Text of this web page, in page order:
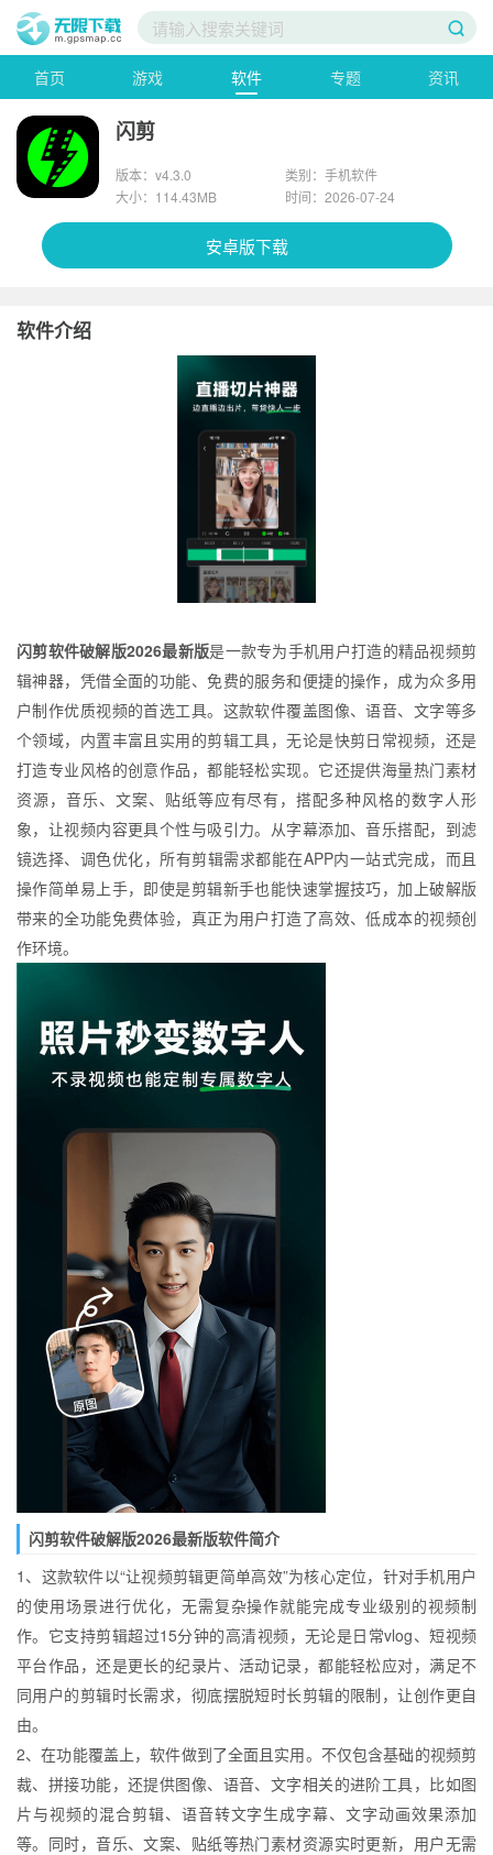
首页 游戏 软件 专题 资讯
闪剪
版本：v4.3.0
类别：手机软件
大小：114.43MB
时间：2026-07-24
安卓版下载
软件介绍
闪剪软件破解版2026最新版是一款专为手机用户打造的精品视频剪
辑神器，凭借全面的功能、免费的服务和便捷的操作，成为众多用
户制作优质视频的首选工具。这款软件覆盖图像、语音、文字等多
个领域，内置丰富且实用的剪辑工具，无论是快剪日常视频，还是
打造专业风格的创意作品，都能轻松实现。它还提供海量热门素材
资源，音乐、文案、贴纸等应有尽有，搭配多种风格的数字人形
象，让视频内容更具个性与吸引力。从字幕添加、音乐搭配，到滤
镜选择、调色优化，所有剪辑需求都能在APP内一站式完成，而且
操作简单易上手，即使是剪辑新手也能快速掌握技巧，加上破解版
带来的全功能免费体验，真正为用户打造了高效、低成本的视频创
作环境。
闪剪软件破解版2026最新版软件简介
1、这款软件以“让视频剪辑更简单高效”为核心定位，针对手机用户
的使用场景进行优化，无需复杂操作就能完成专业级别的视频制
作。它支持剪辑超过15分钟的高清视频，无论是日常vlog、短视频
平台作品，还是更长的纪录片、活动记录，都能轻松应对，满足不
同用户的剪辑时长需求，彻底摆脱短时长剪辑的限制，让创作更自
由。
2、在功能覆盖上，软件做到了全面且实用。不仅包含基础的视频剪
裁、拼接功能，还提供图像、语音、文字相关的进阶工具，比如图
片与视频的混合剪辑、语音转文字生成字幕、文字动画效果添加
等。同时，音乐、文案、贴纸等热门素材资源实时更新，用户无需